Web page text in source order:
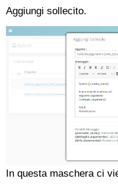
Aggiungi sollecito.
In questa maschera ci